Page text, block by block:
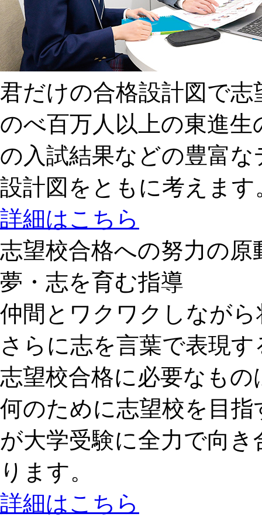
君だけの合格設計図で志
のべ百万人以上の東進
の入試結果などの豊富
設計図をともに考えます
詳細はこちら
志望校合格への努力の原
夢・志を育む指導
仲間とワクワクしなが
さらに志を言葉で表現す
志望校合格に必要なも
何のために志望校を目
が大学受験に全力で向
ります。
詳細はこちら